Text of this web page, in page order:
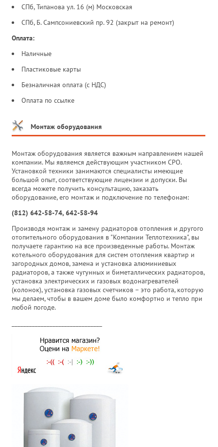
СПб, Типанова ул. 16 (м) Московская
СПб, Б. Сампсониевский пр. 92 (закрыт на ремонт)
Оплата:
Наличные
Пластиковые карты
Безналичная оплата (с НДС)
Оплата по ссылке
Монтаж оборудования
Монтаж оборудования является важным направлением нашей
компании. Мы являемся действующим участником СРО.
Установкой техники занимаются специалисты имеющие
большой опыт, соответствующие лицензии и допуски. Вы
всегда можете получить консультацию, заказать
оборудование, его монтаж и подключение по телефонам:
(812) 642-58-74, 642-58-94
Производя монтаж и замену радиаторов отопления и другого
отопительного оборудования в "Компании Теплотехника", вы
получаете гарантию на все произведенные работы. Монтаж
котельного оборудования для систем отопления квартир и
загородных домов, замена и установка алюминиевых
радиаторов, а также чугунных и биметаллических радиаторов,
установка электрических и газовых водонагревателей
(колонок), установка газовых счетчиков – это работа, которую
мы делаем, чтобы в вашем доме было комфортно и тепло при
любой погоде.